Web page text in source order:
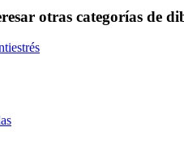
otras categorías de